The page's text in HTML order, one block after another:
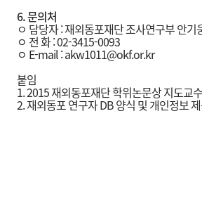
6.문의처
ㅇ 담당자 : 재외동포재단 조사연구부 안기
ㅇ 전 화 : 02-3415-0093
ㅇ E-mail : akw1011@okf.or.kr
붙임
1. 2015 재외동포재단 학위논문상 지도교
2. 재외동포 연구자 DB 양식 및 개인정보